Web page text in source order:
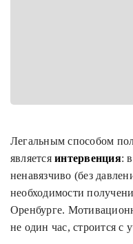
Легальным способом
являетсяинтервенция:
ненавязчиво (без
необходимости
Оренбурге.
не один час, строится с